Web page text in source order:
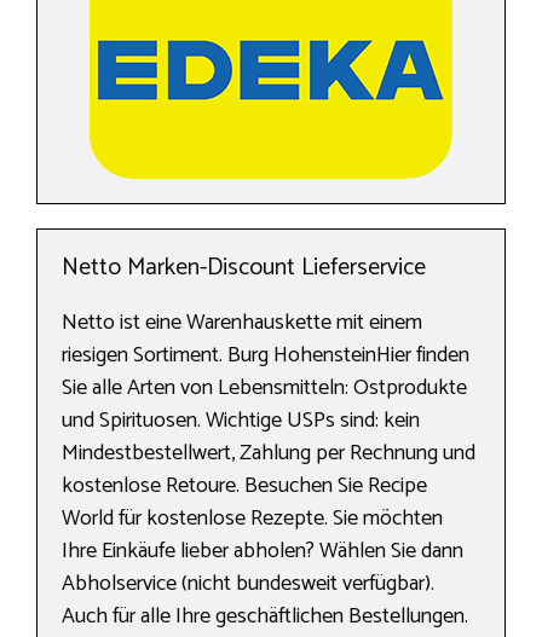
Netto Marken-Discount Lieferservice
Netto ist eine Warenhauskette mit einem
riesigen Sortiment. Burg HohensteinHier finden
Sie alle Arten von Lebensmitteln: Ostprodukte
und Spirituosen. Wichtige USPs sind: kein
Mindestbestellwert, Zahlung per Rechnung und
kostenlose Retoure. Besuchen Sie Recipe
World für kostenlose Rezepte. Sie möchten
Ihre Einkäufe lieber abholen? Wählen Sie dann
Abholservice (nicht bundesweit verfügbar).
Auch für alle Ihre geschäftlichen Bestellungen.